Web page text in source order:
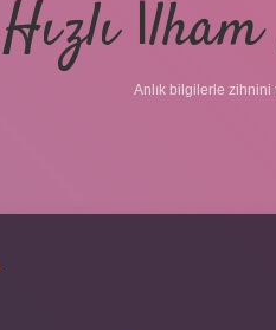
Hızlı
Anlık bilgilerle zihnini